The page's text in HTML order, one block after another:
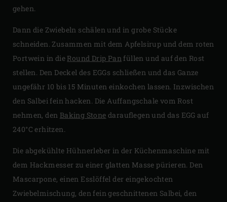
gehen.
Dann die Zwiebeln schälen und in grobe Stücke
schneiden. Zusammen mit dem Apfelsirup und dem roten
Portwein in dieRound Drip Panfüllen und auf den Rost
stellen. Den Deckel des EGGs schließen und das Ganze
ungefähr 10 bis 15 Minuten einkochen lassen. Inzwischen
den Salbei fein hacken. Die Auffangschale vom Rost
nehmen, den Baking Stone darauflegen und das EGG auf
240°C erhitzen.
Die abgekühlte Hühnerleber in der Küchenmaschine mit
dem Hackmesser zu einer glatten Masse pürieren. Den
Mascarpone, einen Esslöffel der eingekochten
Zwiebelmischung, den fein geschnittenen Salbei, den